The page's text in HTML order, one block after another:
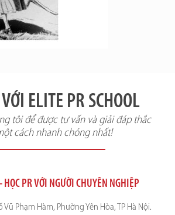
ELITE PR SCHOOL
tôi để được tư vấn và giải đáp thắc
cách nhanh chóng nhất!
HỌC PR VỚI NGƯỜI CHUYÊN NGHIỆP
Vũ Phạm Hàm, Phường Yên Hòa, TP Hà Nội.